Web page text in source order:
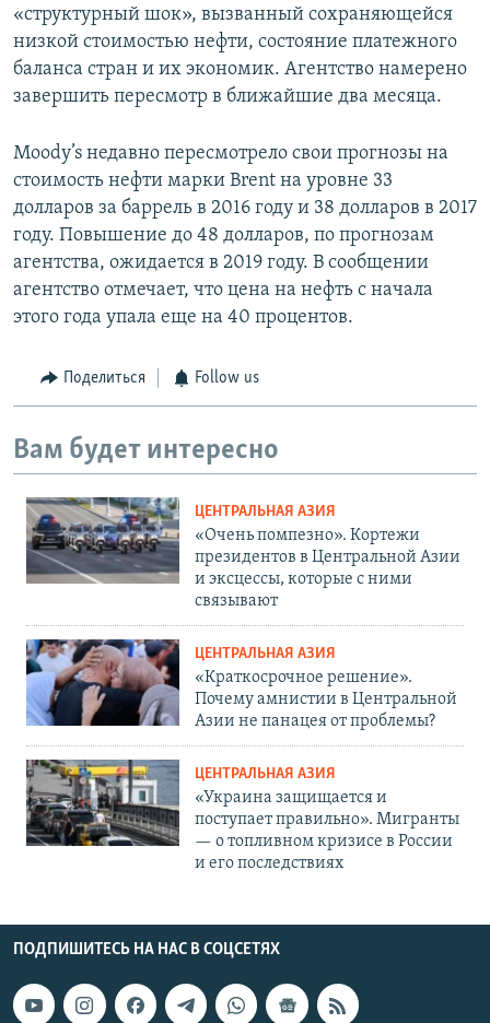
«структурный шок», вызванный сохраняющейся
низкой стоимостью нефти, состояние платежного
баланса стран и их экономик. Агентство намерено
завершить пересмотр в ближайшие два месяца.
Moody’s недавно пересмотрело свои прогнозы на
стоимость нефти марки Brent на уровне 33
долларов за баррель в 2016 году и 38 долларов в 2017
году. Повышение до 48 долларов, по прогнозам
агентства, ожидается в 2019 году. В сообщении
агентство отмечает, что цена на нефть с начала
этого года упала еще на 40 процентов.
Поделиться Follow us
Вам будет интересно
ЦЕНТРАЛЬНАЯ АЗИЯ
«Очень помпезно». Кортежи
президентов в Центральной Азии
и эксцессы, которые с ними
связывают
ЦЕНТРАЛЬНАЯ АЗИЯ
«Краткосрочное решение».
Почему амнистии в Центральной
Азии не панацея от проблемы?
ЦЕНТРАЛЬНАЯ АЗИЯ
«Украина защищается и
поступает правильно». Мигранты
— о топливном кризисе в России
и его последствиях
ПОДПИШИТЕСЬ НА НАС В СОЦСЕТЯХ